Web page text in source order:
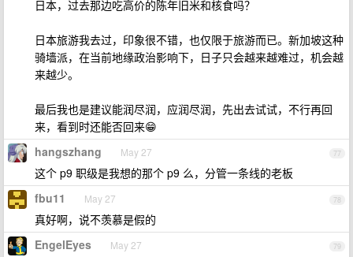
日本，过去那边吃高价的陈年旧米和核食吗？
日本旅游我去过，印象很不错，也仅限于旅游而已。新加坡这种
骑墙派，在当前地缘政治影响下，日子只会越来越难过，机会越
来越少。
最后我也是建议能润尽润，应润尽润，先出去试试，不行再回
来，看到时还能否回来😁
77
hangszhang May 27
这个 p9 职级是我想的那个 p9 么，分管一条线的老板
78
fbu11 May 27
真好啊，说不羡慕是假的
79
EngelEyes May 27